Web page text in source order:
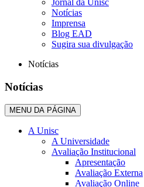
Jornal da Unisc
Notícias
Imprensa
Blog EAD
Sugira sua divulgação
Notícias
Notícias
MENU DA PÁGINA
A Unisc
A Universidade
Avaliação Institucional
Apresentação
Avaliação Externa
Avaliação Online